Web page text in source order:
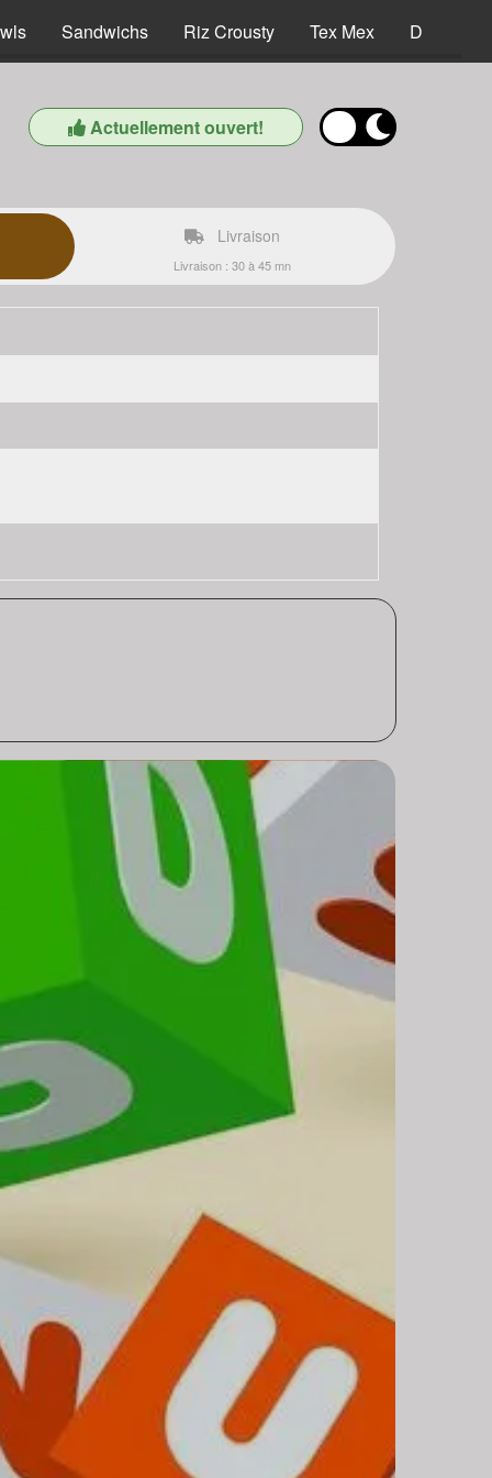
Sandwichs Riz Crousty Tex Mex Desserts
Actuellement ouvert!
Livraison
Livraison : 30 à 45 mn